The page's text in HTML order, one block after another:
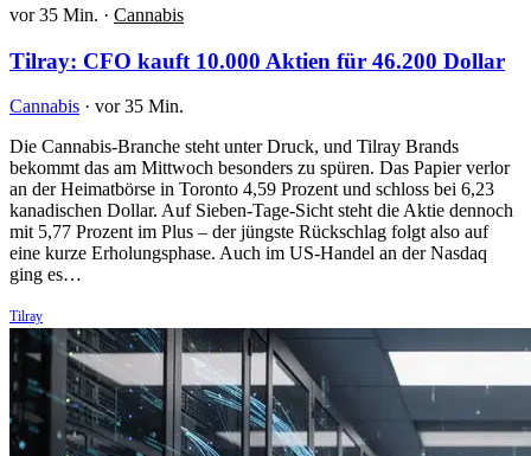
vor 35 Min. · Cannabis
Tilray: CFO kauft 10.000 Aktien für 46.200 Dollar
Cannabis · vor 35 Min.
Die Cannabis-Branche steht unter Druck, und Tilray Brands
bekommt das am Mittwoch besonders zu spüren. Das Papier verlor
an der Heimatbörse in Toronto 4,59 Prozent und schloss bei 6,23
kanadischen Dollar. Auf Sieben-Tage-Sicht steht die Aktie dennoch
mit 5,77 Prozent im Plus – der jüngste Rückschlag folgt also auf
eine kurze Erholungsphase. Auch im US-Handel an der Nasdaq
ging es…
Tilray